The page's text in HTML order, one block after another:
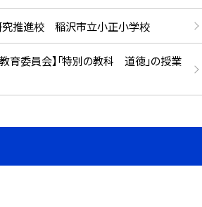
究推進校 稲沢市立小正小学校
育委員会】「特別の教科 道徳」の授業